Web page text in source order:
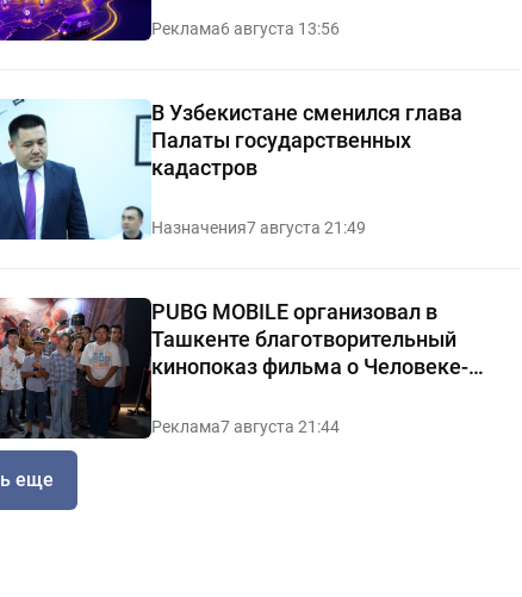
Реклама6 августа 13:56
В Узбекистане сменился глава
Палаты государственных
кадастров
Назначения7 августа 21:49
PUBG MOBILE организовал в
Ташкенте благотворительный
кинопоказ фильма о Человеке-
пауке
Реклама7 августа 21:44
еще